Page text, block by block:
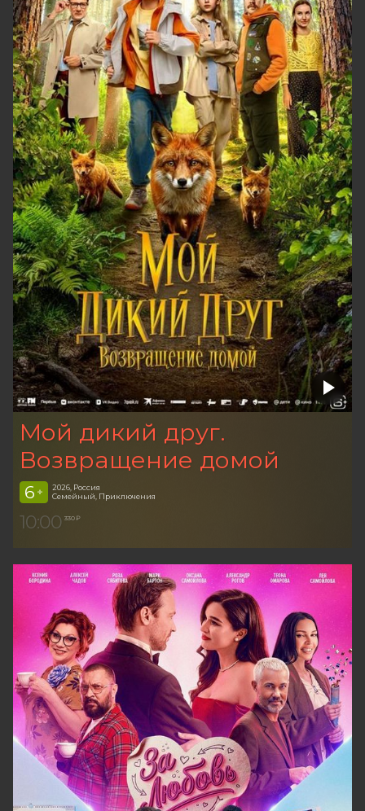
Мой дикий друг.
Возвращение домой
6 +
2026, Россия
Семейный, Приключения
10:00 330 ₽